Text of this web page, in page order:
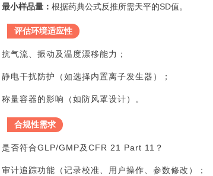
最小样品量： 根据药典公式反推所需天平的SD值。
评估环境适应性
抗气流、振动及温度漂移能力；
静电干扰防护（如选择内置离子发生器）；
称量容器的影响（如防风罩设计）。
合规性需求
是否符合GLP/GMP及CFR 21 Part 11？
审计追踪功能（记录校准、用户操作、参数修改）；